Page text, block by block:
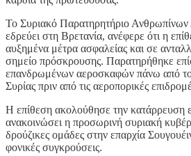
Το Συριακό Παρατηρητήριο
εδρεύει στη Βρετανία, ανέφερε ότι η
αυξημένα μέτρα ασφαλείας και σε
σημείο πρόσκρουσης. Παρατηρήθηκε
επανδρωμένων αεροσκαφών πάνω από
Συρίας πριν από τις αεροπορικές
Η επίθεση ακολούθησε την κατάρρευση
ανακοινώσει η προσωρινή συριακή
δρούζικες ομάδες στην επαρχία
φονικές συγκρούσεις.